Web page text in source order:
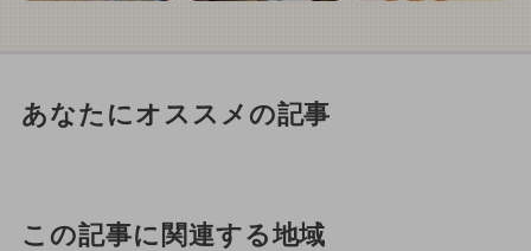
あなたにオススメの記事
この記事に関連する地域